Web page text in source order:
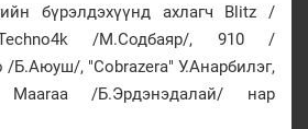
бүрэлдэхүүнд ахлагч Blitz /
Techno4k /М.Содбаяр/, 910 /
/Б.Аюуш/, "Cobrazera" У.Анарбилэг,
Maaraa /Б.Эрдэнэдалай/ нар